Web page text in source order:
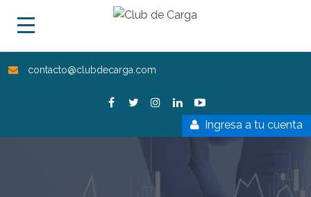
contacto@clubdecarga.com
Ingresa a tu cuenta